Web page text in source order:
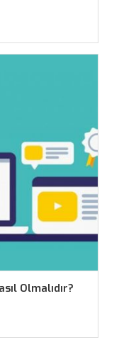
Olmalıdır?